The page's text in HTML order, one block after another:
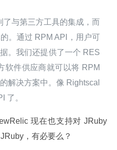
了与第三方工具的集成，而
。通过 RPM API，用户可
。我们还提供了一个 RES
软件供应商就可以将 RPM
解决方案中。像 Rightscal
了。
现在也支持对 JRuby
，有必要么？